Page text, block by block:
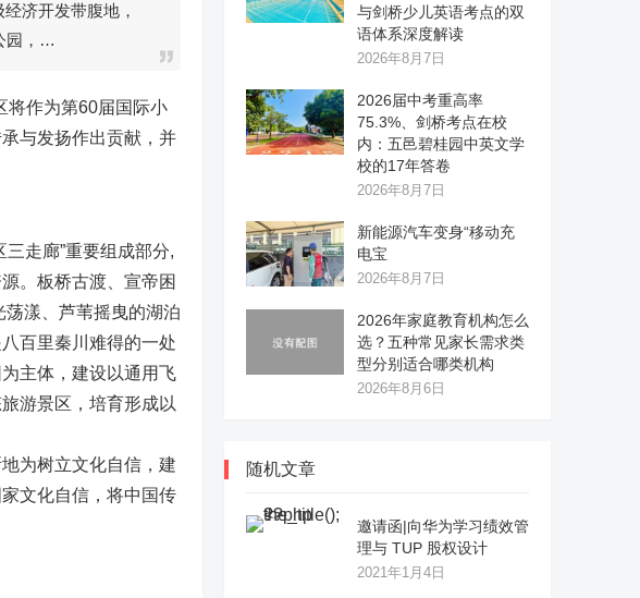
济开发带腹地，
园，…
将作为第60届国际小
与发扬作出贡献，并
走廊”重要组成部分,
。板桥古渡、宣帝困
漾、芦苇摇曳的湖泊
百里秦川难得的一处
主体，建设以通用飞
游景区，培育形成以
为树立文化自信，建
文化自信，将中国传
与剑桥少儿英语考点的双
语体系深度解读
2026年8月7日
2026届中考重高率
75.3%、剑桥考点在校
内：五邑碧桂园中英文学
校的17年答卷
2026年8月7日
新能源汽车变身“移动充
电宝
2026年8月7日
2026年家庭教育机构怎么
选？五种常见家长需求类
型分别适合哪类机构
2026年8月6日
随机文章
邀请函|向华为学习绩效管
理与 TUP 股权设计
2021年1月4日